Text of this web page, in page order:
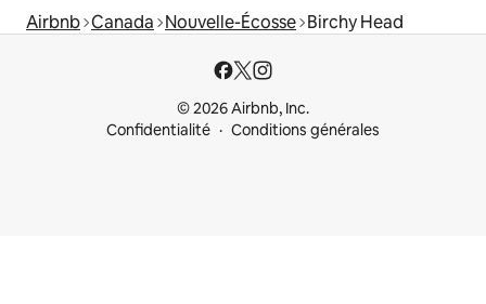
Airbnb Canada Nouvelle-Écosse Birchy Head
© 2026 Airbnb, Inc.
Confidentialité
Conditions générales